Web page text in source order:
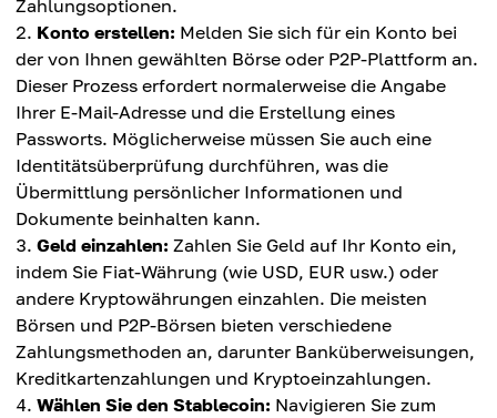
Zahlungsoptionen.
Konto erstellen: Melden Sie sich für ein Konto bei
der von Ihnen gewählten Börse oder P2P-Plattform an.
Dieser Prozess erfordert normalerweise die Angabe
Ihrer E-Mail-Adresse und die Erstellung eines
Passworts. Möglicherweise müssen Sie auch eine
Identitätsüberprüfung durchführen, was die
Übermittlung persönlicher Informationen und
Dokumente beinhalten kann.
Geld einzahlen: Zahlen Sie Geld auf Ihr Konto ein,
indem Sie Fiat-Währung (wie USD, EUR usw.) oder
andere Kryptowährungen einzahlen. Die meisten
Börsen und P2P-Börsen bieten verschiedene
Zahlungsmethoden an, darunter Banküberweisungen,
Kreditkartenzahlungen und Kryptoeinzahlungen.
Wählen Sie den Stablecoin: Navigieren Sie zum